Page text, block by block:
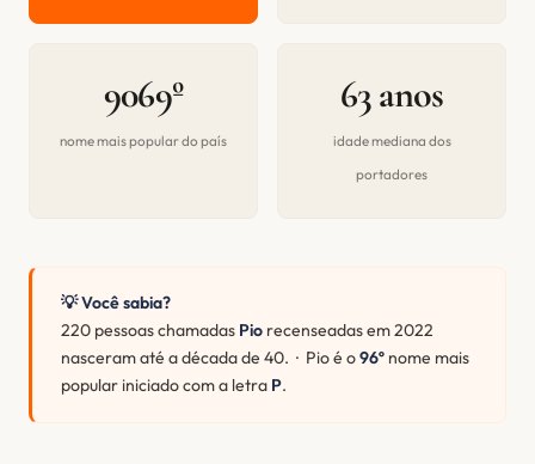
9069º
nome mais popular do país
63 anos
idade mediana dos
portadores
💡 Você sabia?
220 pessoas chamadas Pio recenseadas em 2022
nasceram até a década de 40. · Pio é o96º nome mais
popular iniciado com a letra P.